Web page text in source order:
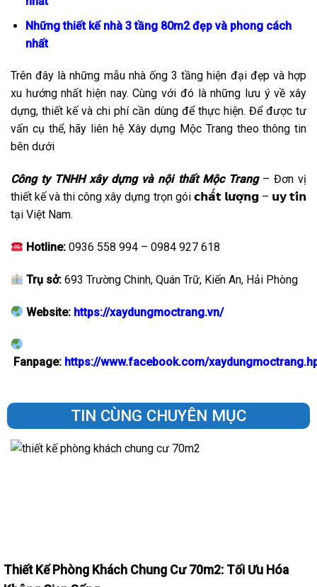
Những thiết kế nhà 3 tầng 80m2 đẹp và phong cách
nhất
Trên đây là những mẫu nhà ống 3 tầng hiện đại đẹp và hợp
xu hướng nhất hiện nay. Cùng với đó là những lưu ý về xây
dựng, thiết kế và chi phí cần dùng để thực hiện. Để được tư
vấn cụ thể, hãy liên hệ Xây dựng Mộc Trang theo thông tin
bên dưới
Công ty TNHH xây dựng và nội thất Mộc Trang– Đơn vị
thiết kế và thi công xây dựng trọn gói 𝗰𝗵𝗮̂́𝘁 𝗹𝘂̛𝗼̛̣𝗻𝗴 – 𝘂𝘆 𝘁𝗶́𝗻
tại Việt Nam.
Hotline: 0936 558 994 – 0984 927 618
Trụ sở: 693 Trường Chinh, Quán Trữ, Kiến An, Hải Phòng
Website: https://xaydungmoctrang.vn/
Fanpage: https://www.facebook.com/
TIN CÙNG CHUYÊN MỤC
Thiết Kế Phòng Khách Chung Cư 70m2: Tối Ưu Hóa